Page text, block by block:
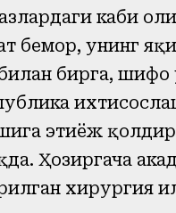
каби
бемор, унинг
бирга,
эҳтиёж
Ҳозиргача
хирургия